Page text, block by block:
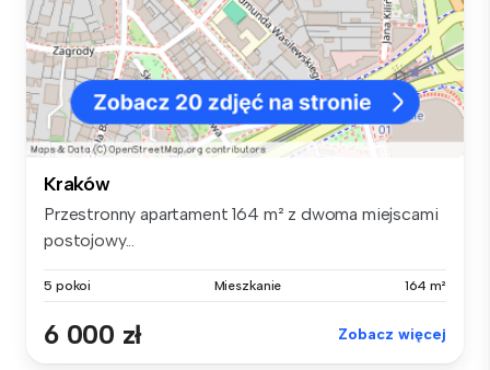
Kraków
Przestronny apartament 164 m² z dwoma miejscami
postojowy...
5 pokoi Mieszkanie 164 m²
6 000 zł Zobacz więcej